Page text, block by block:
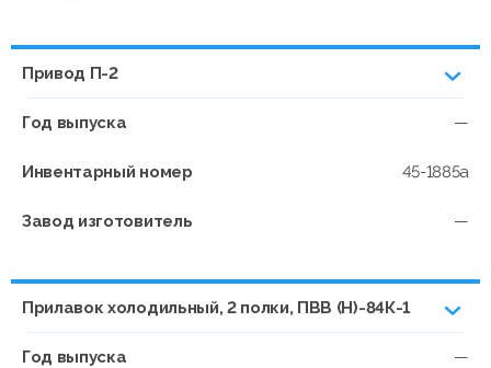
Привод П-2
Год выпуска —
Инвентарный номер 45-1885а
Завод изготовитель —
Прилавок холодильный, 2 полки, ПВВ (Н)-84К-1
Год выпуска —